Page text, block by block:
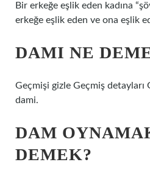
Bir erkeğe eşlik eden kadına
erkeğe eşlik eden ve ona eşlik
DAMI NE
Geçmişi gizle Geçmiş detayları
dami.
DAM
DEMEK?